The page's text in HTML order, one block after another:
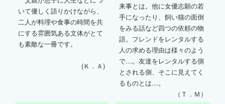
いて優しく語りかけながら、
二人が料理や食事の時間を共
にする雰囲気ある文体がとて
も素敵な一冊です。
(Ｋ．Ａ)
来事とは。他に女優志願の若
手になったり、飼い猫の面倒
をみる話など四つの依頼の物
語。フレンドをレンタルする
人の求める理由は様々のよう
で…。友達をレンタルする側
とされる側、そこに見えてく
るものとは…。
（Ｔ．Ｍ）